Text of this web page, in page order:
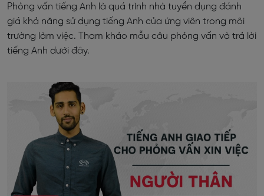
Phỏng vấn tiếng Anh là quá trình nhà tuyển dụng đánh
giá khả năng sử dụng tiếng Anh của ứng viên trong môi
trường làm việc. Tham khảo mẫu câu phỏng vấn và trả lời
tiếng Anh dưới đây.